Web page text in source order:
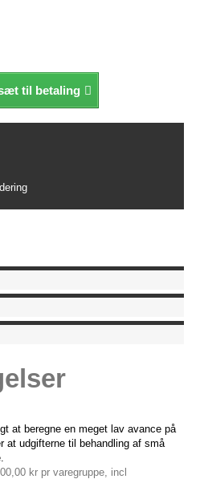
til betaling
at beregne en meget lav avance på
at udgifterne til behandling af små
kr pr varegruppe, incl